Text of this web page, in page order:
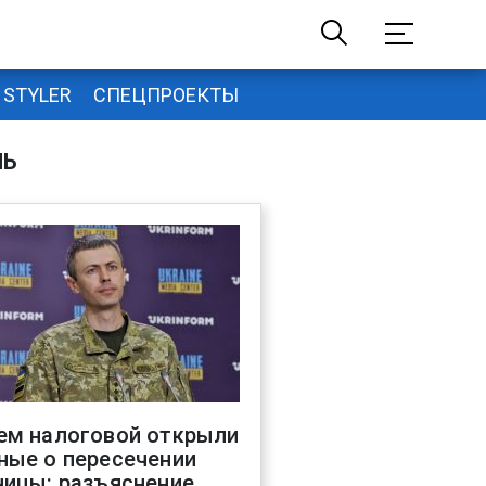
STYLER СПЕЦПРОЕКТЫ
налоговой открыли
о пересечении